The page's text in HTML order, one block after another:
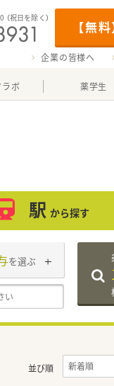
【無
（祝日を除く）
企業の皆様へ
ボ 薬学生
駅 から探す
を選ぶ
並び順